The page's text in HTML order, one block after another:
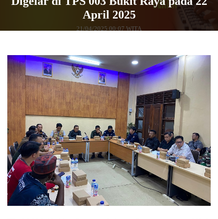
April 2025
21/04/2025 00:07 WITA